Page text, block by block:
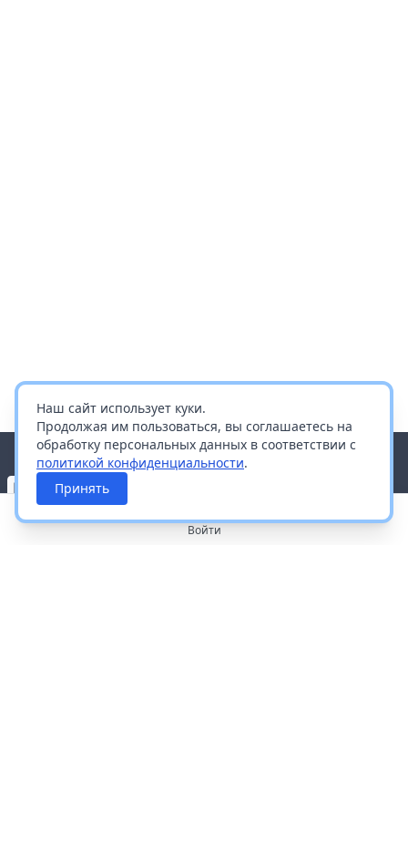
Наш сайт использует куки.
Продолжая им пользоваться, вы соглашаетесь на
обработку персональных данных в соответствии с
политикой конфиденциальности.
Принять
Войти